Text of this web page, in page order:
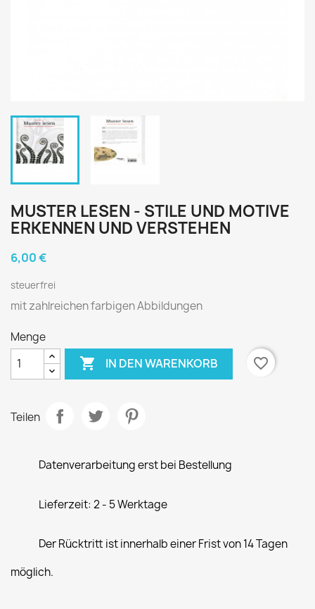
MUSTER LESEN - STILE UND MOTIVE
ERKENNEN UND VERSTEHEN
6,00 €
steuerfrei
mit zahlreichen farbigen Abbildungen
Menge
 IN DEN WARENKORB favorite_border
Teilen
Datenverarbeitung erst bei Bestellung
Lieferzeit: 2 - 5 Werktage
Der Rücktritt ist innerhalb einer Frist von 14 Tagen
möglich.